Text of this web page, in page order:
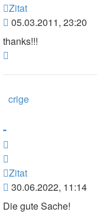
Zitat
Beitrag
05.03.2011, 23:20
thanks!!!
crige
-
Zitat
Beitrag
30.06.2022, 11:14
Die gute Sache!